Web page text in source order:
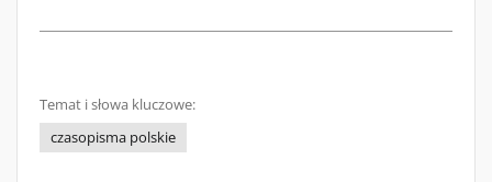
Temat i słowa kluczowe:
czasopisma polskie